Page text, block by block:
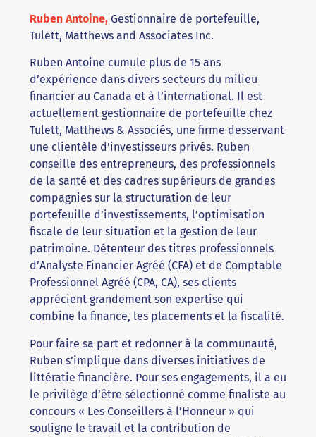
Ruben Antoine, Gestionnaire de portefeuille,
Tulett, Matthews and Associates Inc.
Ruben Antoine cumule plus de 15 ans
d’expérience dans divers secteurs du milieu
financier au Canada et à l’international. Il est
actuellement gestionnaire de portefeuille chez
Tulett, Matthews & Associés, une firme desservant
une clientèle d’investisseurs privés. Ruben
conseille des entrepreneurs, des professionnels
de la santé et des cadres supérieurs de grandes
compagnies sur la structuration de leur
portefeuille d’investissements, l’optimisation
fiscale de leur situation et la gestion de leur
patrimoine. Détenteur des titres professionnels
d’Analyste Financier Agréé (CFA) et de Comptable
Professionnel Agréé (CPA, CA), ses clients
apprécient grandement son expertise qui
combine la finance, les placements et la fiscalité.
Pour faire sa part et redonner à la communauté,
Ruben s’implique dans diverses initiatives de
littératie financière. Pour ses engagements, il a eu
le privilège d’être sélectionné comme finaliste au
concours « Les Conseillers à l’Honneur » qui
souligne le travail et la contribution de